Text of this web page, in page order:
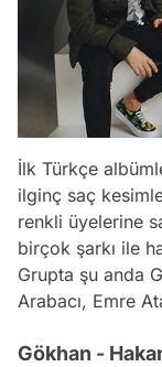
İlk Türkçe
ilginç saç
renkli üyelerine
birçok şarkı ile
Grupta şu anda
Arabacı, Emre
Gökhan -